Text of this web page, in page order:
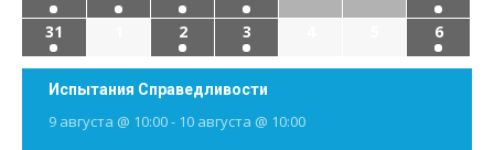
31
2 3 6
Испытания Справедливости
9 августа @ 10:00- 10 августа @ 10:00